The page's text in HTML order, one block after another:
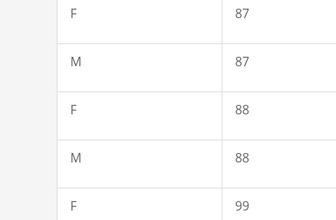
F 87
M 87
F 88
M 88
F 99